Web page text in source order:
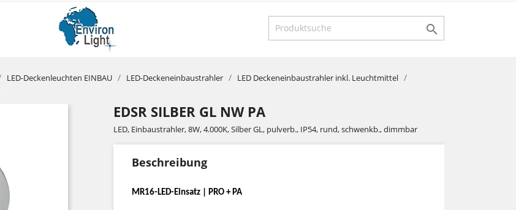

LED-Deckenleuchten EINBAU LED-Deckeneinbaustrahler
LED Deckeneinbaustrahler inkl. Leuchtmittel
EDSR SILBER GL NW PA
LED, Einbaustrahler, 8W, 4.000K, Silber GL, pulverb., IP54, rund, schwenkb., dimmbar
Beschreibung
MR16-LED-Einsatz | PRO + PA